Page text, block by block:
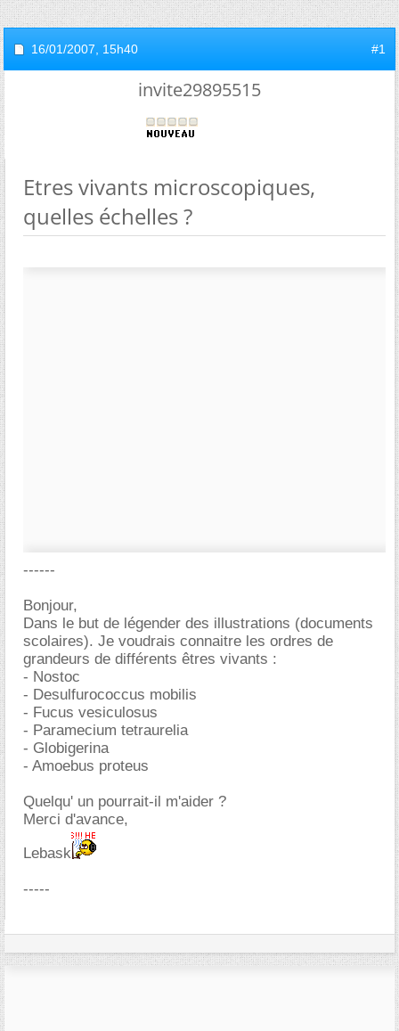
16/01/2007, 15h40 #1
invite29895515
Etres vivants microscopiques,
quelles échelles ?
------
Bonjour,
Dans le but de légender des illustrations (documents
scolaires). Je voudrais connaitre les ordres de
grandeurs de différents êtres vivants :
- Nostoc
- Desulfurococcus mobilis
- Fucus vesiculosus
- Paramecium tetraurelia
- Globigerina
- Amoebus proteus
Quelqu' un pourrait-il m'aider ?
Merci d'avance,
Lebask
-----